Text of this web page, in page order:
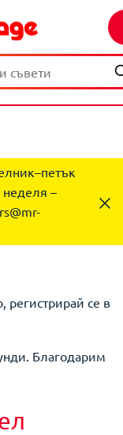
неделя –
регистрирай се в
Благодарим